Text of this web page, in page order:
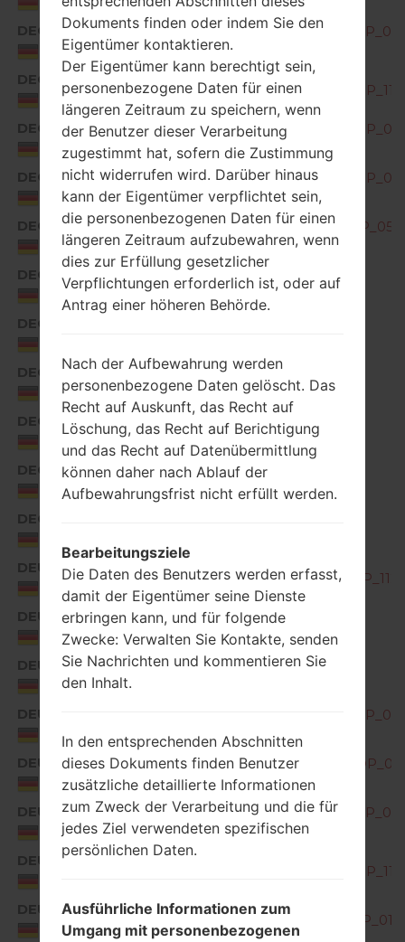
DEC
Germany
DEC
Germany
DEC
Germany
DEC
Germany
DEC
Germany
DEC
Germany
G850EMW30a_00_0716.kdz
DEC
DEC
Germany
G850EMW30e_00_1103.kdz
DEC
Germany
G850EMW30f_00_0114.kdz
DEC
Germany
G850EMW40a_00_0520.kdz
DEC
DEU
Germany
DEU
Germany
G850EMW10d_00_0131.kdz
DEU
Germany
G850EMW10e_00_0313.kdz
DEU
Germany
DEU
Germany
DEU
Germany
DEU
DEU
Germany
Dokuments finden oder indem Sie den
Eigentümer kontaktieren.
Der Eigentümer kann berechtigt sein,
personenbezogene Daten für einen
längeren Zeitraum zu speichern, wenn
der Benutzer dieser Verarbeitung
zugestimmt hat, sofern die Zustimmung
nicht widerrufen wird. Darüber hinaus
kann der Eigentümer verpflichtet sein,
die personenbezogenen Daten für einen
längeren Zeitraum aufzubewahren, wenn
dies zur Erfüllung gesetzlicher
Verpflichtungen erforderlich ist, oder auf
Antrag einer höheren Behörde.
Nach der Aufbewahrung werden
personenbezogene Daten gelöscht. Das
Recht auf Auskunft, das Recht auf
Löschung, das Recht auf Berichtigung
und das Recht auf Datenübermittlung
können daher nach Ablauf der
Aufbewahrungsfrist nicht erfüllt werden.
Bearbeitungsziele
Die Daten des Benutzers werden erfasst,
damit der Eigentümer seine Dienste
erbringen kann, und für folgende
Zwecke: Verwalten Sie Kontakte, senden
Sie Nachrichten und kommentieren Sie
den Inhalt.
In den entsprechenden Abschnitten
dieses Dokuments finden Benutzer
zusätzliche detaillierte Informationen
zum Zweck der Verarbeitung und die für
jedes Ziel verwendeten spezifischen
persönlichen Daten.
Ausführliche Informationen zum
Umgang mit personenbezogenen